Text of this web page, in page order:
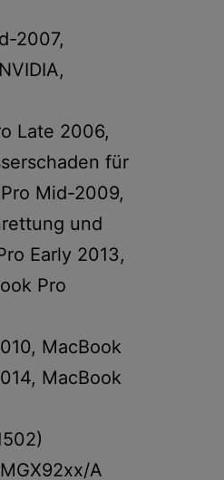
2007,
Late 2006,
für
Mid-2009,
und
Early 2013,
Pro
MacBook
MacBook
A